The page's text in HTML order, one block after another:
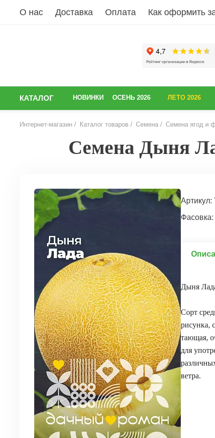
О нас Доставка Оплата Как оформить
КАТАЛОГ НОВИНКИ ОСЕНЬ 2026 ЛЕТО 2026
Интернет-магазин Каталог товаров Семена Семена ягод и
Семена Дыня
Артикул:
Фасовка:
Дыня
Сорт
рисунка,
тающая,
для
ветра.